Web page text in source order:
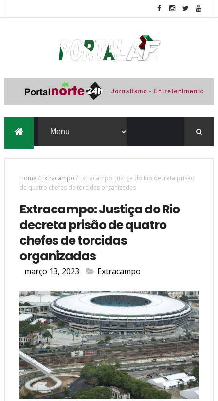
Home / Extracampo / Extracampo: Justiça do Rio decreta prisão
de quatro chefes de torcidas organizadas
Extracampo: Justiça do Rio
decreta prisão de quatro
chefes de torcidas
organizadas
março 13, 2023 Extracampo